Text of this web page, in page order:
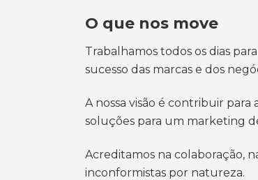
O que nos move
Trabalhamos todos os dias
sucesso das marcas e dos
A nossa visão é contribuir
soluções para um marketing
Acreditamos na colaboração,
inconformistas por natureza.